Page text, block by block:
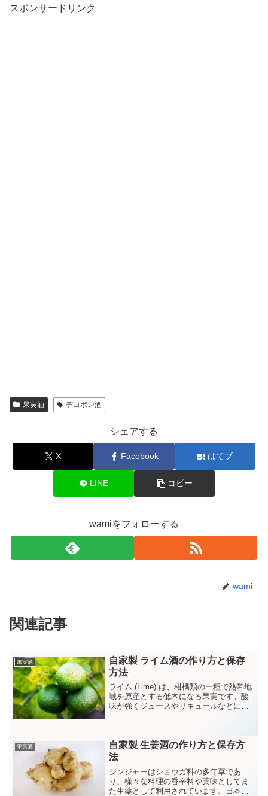
スポンサードリンク
果実酒 デコポン酒
シェアする
X Facebook はてブ
LINE コピー
wamiをフォローする
wami
関連記事
果実酒
自家製 ライム酒の作り方と保存
方法
ライム (Lime) は、柑橘類の一種で熱帯地
域を原産とする低木になる果実です。酸
味が強くジュースやリキュールなどに利
果実酒
自家製 生姜酒の作り方と保存方
法
ジンジャーはショウガ科の多年草であ
り、様々な料理の香辛料や薬味としてま
た生薬として利用されています。日本で